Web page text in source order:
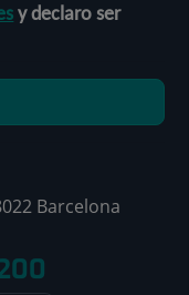
y declaro ser
Barcelona